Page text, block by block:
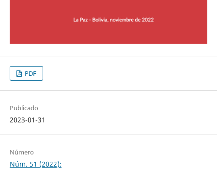
PDF
Publicado
2023-01-31
Número
Núm. 51 (2022):